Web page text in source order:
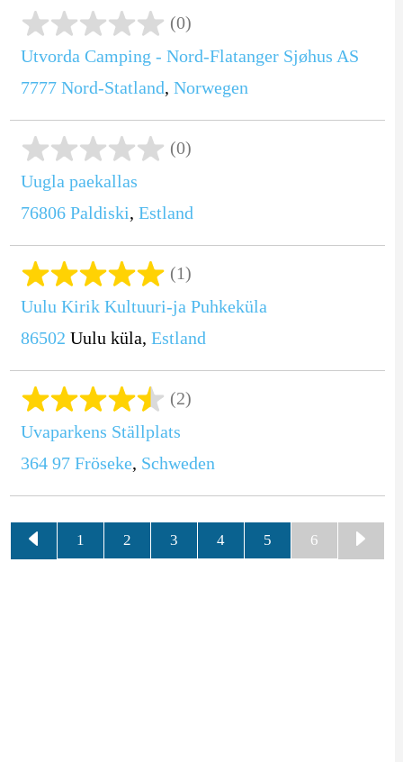
(0)
Utvorda Camping - Nord-Flatanger Sjøhus AS
7777 Nord-Statland, Norwegen
(0)
Uugla paekallas
76806 Paldiski, Estland
(1)
Uulu Kirik Kultuuri-ja Puhkeküla
86502 Uulu küla, Estland
(2)
Uvaparkens Ställplats
364 97 Fröseke, Schweden
1 2 3 4 5 6